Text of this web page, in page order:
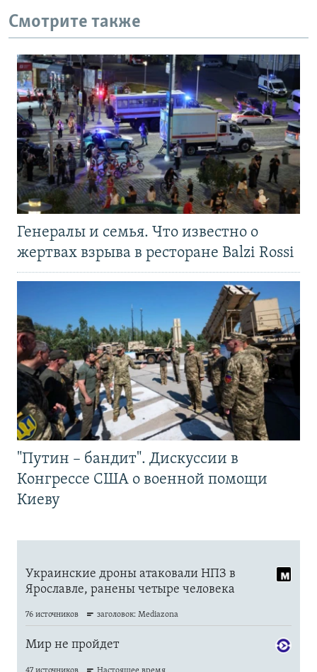
Смотрите также
Генералы и семья. Что известно о
жертвах взрыва в ресторане Balzi Rossi
"Путин – бандит". Дискуссии в
Конгрессе США о военной помощи
Киеву